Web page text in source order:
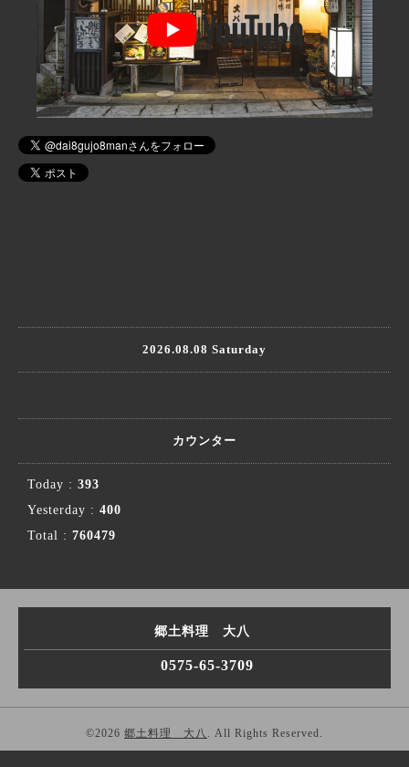
2026.08.08 Saturday
カウンター
Today : 393
Yesterday : 400
Total : 760479
郷土料理 大八
0575-65-3709
©2026 郷土料理 大八 . All Rights Reserved.